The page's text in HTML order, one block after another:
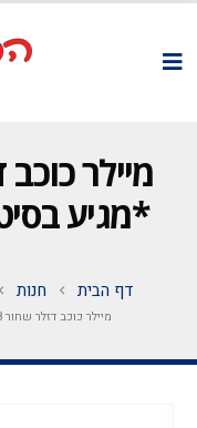
דף הבית חנות
מיילר כוכב דזלר שחור 18 אינץ' *מגיע בסיטונאות חבילה של 5 יח'*